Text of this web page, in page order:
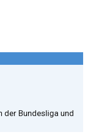
der Bundesliga und